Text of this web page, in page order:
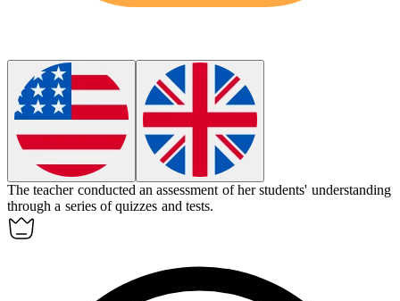
The teacher conducted anassessment of her students' understanding
through a series of quizzes and tests.